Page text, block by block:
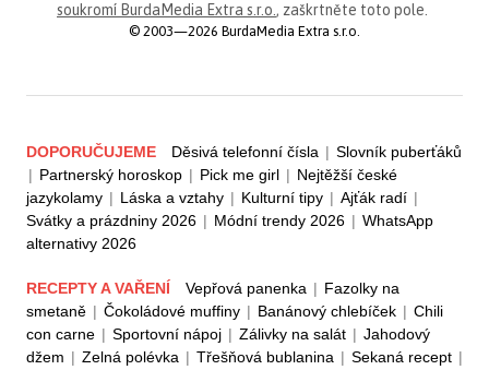
soukromí BurdaMedia Extra s.r.o., zaškrtněte toto pole.
© 2003—2026 BurdaMedia Extra s.r.o.
DOPORUČUJEME Děsivá telefonní čísla | Slovník puberťáků
| Partnerský horoskop | Pick me girl | Nejtěžší české
jazykolamy | Láska a vztahy | Kulturní tipy | Ajťák radí |
Svátky a prázdniny 2026 | Módní trendy 2026 | WhatsApp
alternativy 2026
RECEPTY A VAŘENÍ Vepřová panenka | Fazolky na
smetaně | Čokoládové muffiny | Banánový chlebíček | Chili
con carne | Sportovní nápoj | Zálivky na salát | Jahodový
džem | Zelná polévka | Třešňová bublanina | Sekaná recept |